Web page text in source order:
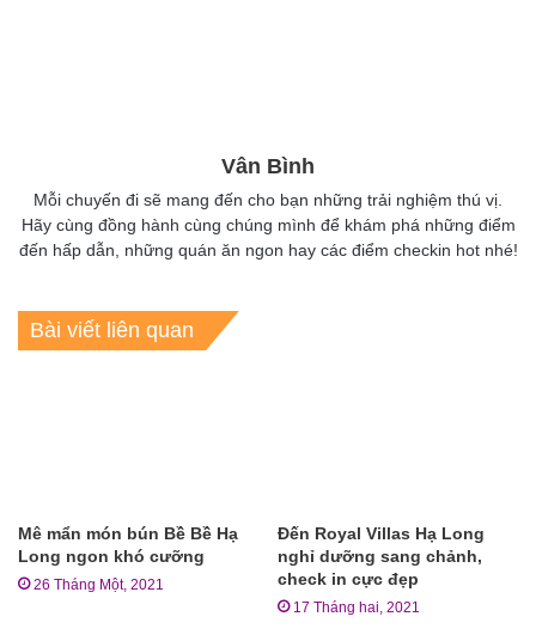
Vân Bình
Mỗi chuyến đi sẽ mang đến cho bạn những trải nghiệm thú vị.
Hãy cùng đồng hành cùng chúng mình để khám phá những điểm
đến hấp dẫn, những quán ăn ngon hay các điểm checkin hot nhé!
Bài viết liên quan
Mê mẩn món bún Bề Bề Hạ
Long ngon khó cưỡng
26 Tháng Một, 2021
Đến Royal Villas Hạ Long
nghỉ dưỡng sang chảnh,
check in cực đẹp
17 Tháng hai, 2021